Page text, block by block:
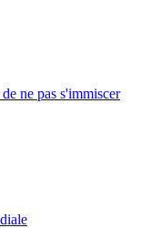
ne pas s'immiscer